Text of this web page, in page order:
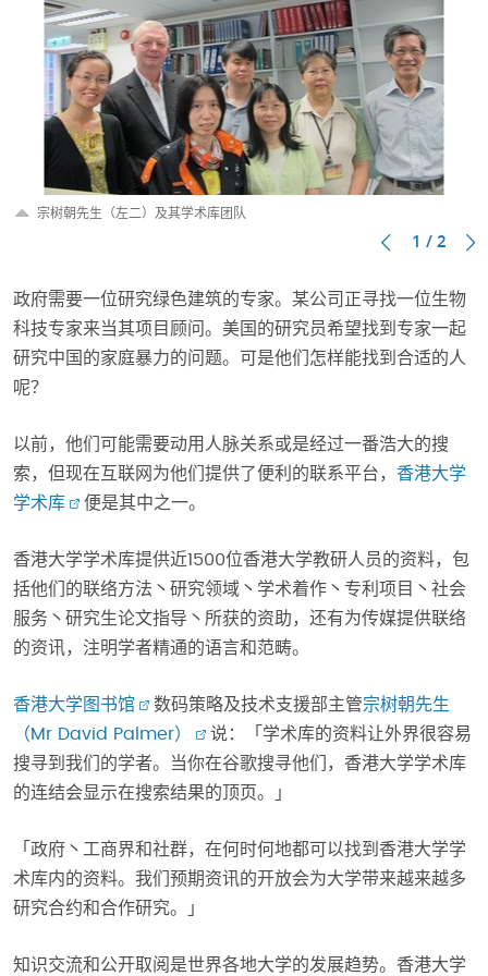
宗树朝先生（左二）及其学术库团队
1 / 2
政府需要一位研究绿色建筑的专家。某公司正寻找一位生物
科技专家来当其项目顾问。美国的研究员希望找到专家一起
研究中国的家庭暴力的问题。可是他们怎样能找到合适的人
呢？
以前，他们可能需要动用人脉关系或是经过一番浩大的搜
索，但现在互联网为他们提供了便利的联系平台， 香港大学
学术库
便是其中之一。
香港大学学术库提供近1500位香港大学教研人员的资料，包
括他们的联络方法丶研究领域丶学术着作丶专利项目丶社会
服务丶研究生论文指导丶所获的资助，还有为传媒提供联络
的资讯，注明学者精通的语言和范畴。
香港大学图书馆 数码策略及技术支援部主管宗树朝先生
（Mr David Palmer）
说：「学术库的资料让外界很容易
搜寻到我们的学者。当你在谷歌搜寻他们，香港大学学术库
的连结会显示在搜索结果的顶页。」
「政府丶工商界和社群，在何时何地都可以找到香港大学学
术库内的资料。我们预期资讯的开放会为大学带来越来越多
研究合约和合作研究。」
知识交流和公开取阅是世界各地大学的发展趋势。香港大学